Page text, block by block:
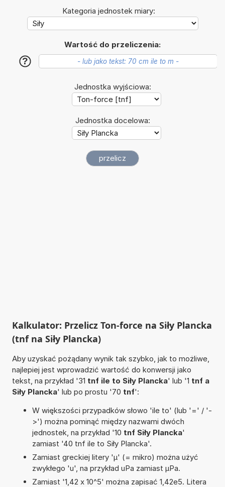
Kategoria jednostek miary:
Wartość do przeliczenia:
?
Jednostka wyjściowa:
Jednostka docelowa:
Kalkulator: Przelicz Ton-force na Siły Plancka
(tnf na Siły Plancka)
Aby uzyskać pożądany wynik tak szybko, jak to możliwe,
najlepiej jest wprowadzić wartość do konwersji jako
tekst, na przykład '31 tnf ile to Siły Plancka' lub '1 tnf a
Siły Plancka' lub po prostu '70 tnf':
W większości przypadków słowo 'ile to' (lub '=' / '-
>') można pominąć między nazwami dwóch
jednostek, na przykład '10 tnf Siły Plancka'
zamiast '40 tnf ile to Siły Plancka'.
Zamiast greckiej litery 'µ' (= mikro) można użyć
zwykłego 'u', na przykład uPa zamiast µPa.
Zamiast '1,42 x 10^5' można zapisać 1,42e5. Litera